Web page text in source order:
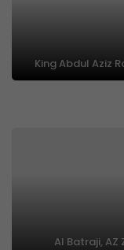
King Abdul Aziz
4068 Al